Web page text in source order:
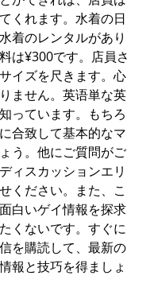
くれます。水着の日
着のレンタルがあり
は¥300です。店員さ
イズを尺きます。心
ません。英语単な英
っています。もちろ
合致して基本的なマ
う。他にご質問がご
ィスカッションエリ
ください。また、こ
白いゲイ情報を探求
くないです。すぐに
を購読して、最新の
報と技巧を得ましょ